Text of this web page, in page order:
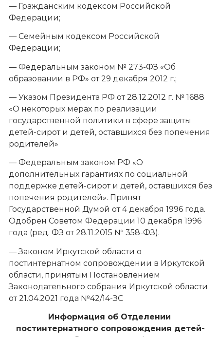
— Гражданским кодексом Российской
Федерации;
— Семейным кодексом Российской
Федерации;
— Федеральным законом № 273-ФЗ «Об
образовании в РФ» от 29 декабря 2012 г.;
— Указом Президента РФ от 28.12.2012 г. № 1688
«О некоторых мерах по реализации
государственной политики в сфере защиты
детей-сирот и детей, оставшихся без попечения
родителей»
— Федеральным законом РФ «О
дополнительных гарантиях по социальной
поддержке детей-сирот и детей, оставшихся без
попечения родителей». Принят
Государственной Думой от 4 декабря 1996 года.
Одобрен Советом Федерации 10 декабря 1996
года (ред. ФЗ от 28.11.2015 № 358-ФЗ).
— Законом Иркутской области о
постинтернатном сопровождении в Иркутской
области, принятым Постановлением
Законодательного собрания Иркутской области
от 21.04.2021 года №42/14-ЗС
Информация об Отделении
постинтернатного сопровождения детей-